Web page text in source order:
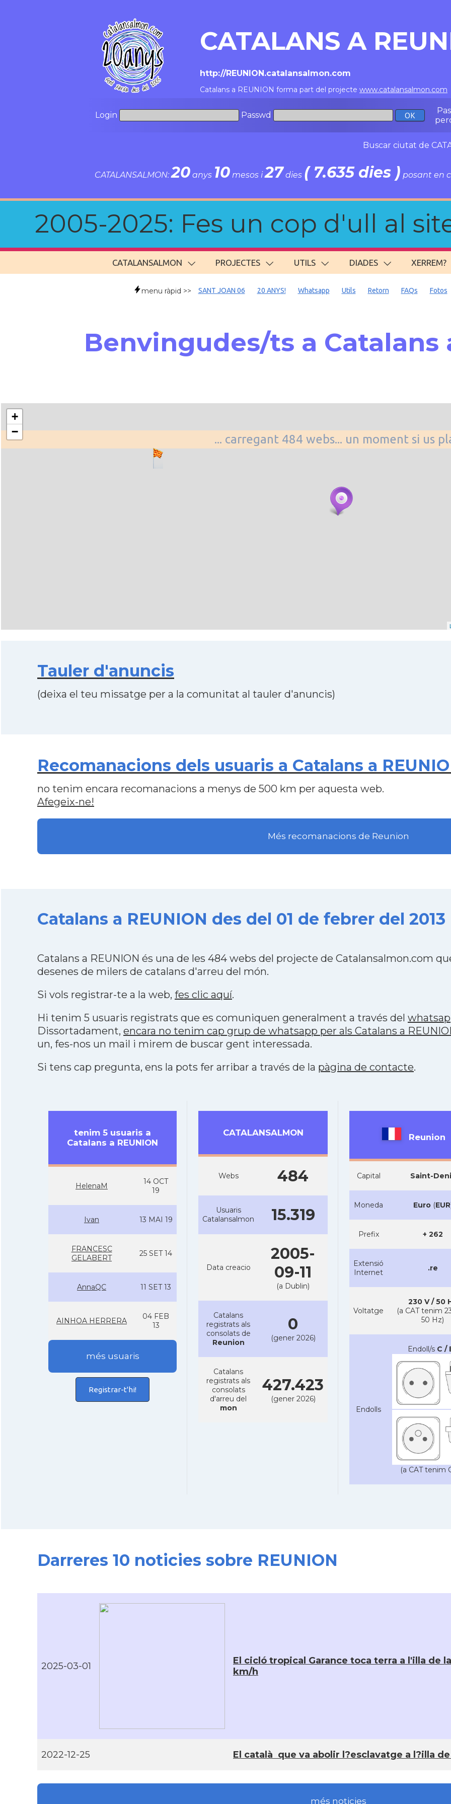
CATALANS A
http://REUNION.catalansalmon.com
Catalans a REUNION forma part del projecte www.catalansalmon.com
Login Passwd
Buscar ciutat de
CATALANSALMON:20 anys 10 mesos i27 dies ( 7.635 dies ) posant en
2005-2025: Fes un cop d'ull al
CATALANSALMON PROJECTES UTILS DIADES XERREM?
menu ràpid >> SANT JOAN 06 20 ANYS! Whatsapp Utils Retorn FAQs Fotos
Benvingudes/ts a Catalans
... carregant 484 webs... un moment si us
+
−
Tauler d'anuncis
(deixa el teu missatge per a la comunitat al tauler d'anuncis)
Recomanacions dels usuaris a Catalans a
no tenim encara recomanacions a menys de 500 km per aquesta web.
Afegeix-ne!
Més recomanacions de Reunion
Catalans a REUNION des del 01 de febrer del 2013
Catalans a REUNION és una de les 484 webs del projecte de Catalansalmon.com
desenes de milers de catalans d'arreu del món.
Si vols registrar-te a la web, fes clic aquí.
Hi tenim 5 usuaris registrats que es comuniquen generalment a través del
Dissortadament, encara no tenim cap grup de whatsapp per als Catalans a
un, fes-nos un mail i mirem de buscar gent interessada.
Si tens cap pregunta, ens la pots fer arribar a través de la pàgina de contacte.
tenim 5 usuaris a
Catalans a REUNION
HelenaM
14 OCT
19
Ivan 13 MAI 19
FRANCESC
GELABERT
25 SET 14
AnnaQC 11 SET 13
AINHOA HERRERA
04 FEB
13
més usuaris
Registrar-t'hi!
CATALANSALMON
Webs 484
Usuaris
Catalansalmon
15.319
Data creacio
2005-
09-11
(a Dublin)
Catalans
registrats als
consolats de
Reunion
0
(gener 2026)
Catalans
registrats als
consolats
d'arreu del
mon
427.423
(gener 2026)
Reunion
Capital Saint-
Moneda Euro(EUR
Prefix + 262
Extensió
Internet
.re
Voltatge
230 V / 50
(a CAT tenim
50 Hz)
Endolls
Endoll/s C /
(a CAT tenim
Darreres 10 noticies sobre REUNION
2025-03-01
El cicló tropical Garance toca terra a l'illa de
km/h
2022-12-25 El català que va abolir l?esclavatge a l?illa
més noticies